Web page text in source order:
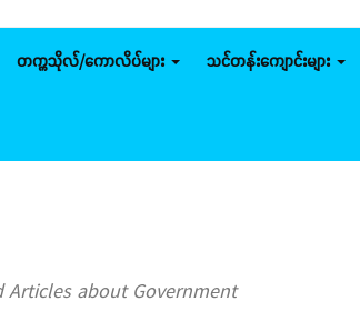
တက္ကသိုလ်/ကောလိပ်များ သင်တန်းကျောင်းများ
Articles about Government